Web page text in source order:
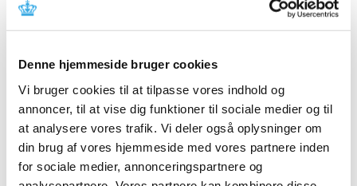
Denne hjemmeside bruger cookies
Vi bruger cookies til at tilpasse vores indhold og
annoncer, til at vise dig funktioner til sociale medier og til
at analysere vores trafik. Vi deler også oplysninger om
din brug af vores hjemmeside med vores partnere inden
for sociale medier, annonceringspartnere og
Cortiment® får generelt tilskud
|12. september 2016|
have generelt tilskud med virkning fra 26. september
Ændring af udleveringsgruppe for lægemidlet
Onytec, medicinsk neglelak i
pakningsstørrelsen 3,3 ml.